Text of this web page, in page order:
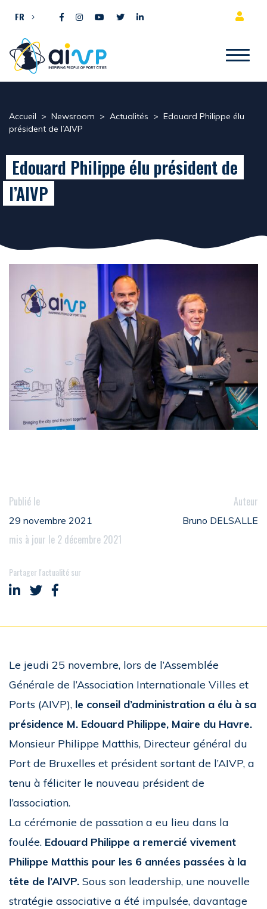
FR
Accueil > Newsroom > Actualités > Edouard Philippe élu
président de l’AIVP
Edouard Philippe élu président de
l’AIVP
Publié le
29 novembre 2021
mis à jour le 2 décembre 2021
Auteur
Bruno DELSALLE
Partager l'actualité sur
Partager sur LinkedIn
Partager sur Twitter
Partager sur Facebook
Le jeudi 25 novembre, lors de l’Assemblée
Générale de l’Association Internationale Villes et
Ports (AIVP), le conseil d’administration a élu à sa
présidence M. Edouard Philippe, Maire du Havre.
Monsieur Philippe Matthis, Directeur général du
Port de Bruxelles et président sortant de l’AIVP, a
tenu à féliciter le nouveau président de
l’association.
La cérémonie de passation a eu lieu dans la
foulée. Edouard Philippe a remercié vivement
Philippe Matthis pour les 6 années passées à la
tête de l’AIVP. Sous son leadership, une nouvelle
stratégie associative a été impulsée, davantage